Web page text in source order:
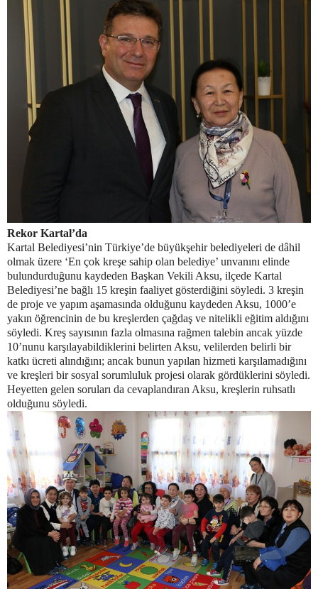
Rekor Kartal’da
Kartal Belediyesi’nin Türkiye’de büyükşehir belediyeleri de dâhil
olmak üzere ‘En çok kreşe sahip olan belediye’ unvanını elinde
bulundurduğunu kaydeden Başkan Vekili Aksu, ilçede Kartal
Belediyesi’ne bağlı 15 kreşin faaliyet gösterdiğini söyledi. 3 kreşin
de proje ve yapım aşamasında olduğunu kaydeden Aksu, 1000’e
yakın öğrencinin de bu kreşlerden çağdaş ve nitelikli eğitim aldığını
söyledi. Kreş sayısının fazla olmasına rağmen talebin ancak yüzde
10’nunu karşılayabildiklerini belirten Aksu, velilerden belirli bir
katkı ücreti alındığını; ancak bunun yapılan hizmeti karşılamadığını
ve kreşleri bir sosyal sorumluluk projesi olarak gördüklerini söyledi.
Heyetten gelen soruları da cevaplandıran Aksu, kreşlerin ruhsatlı
olduğunu söyledi.